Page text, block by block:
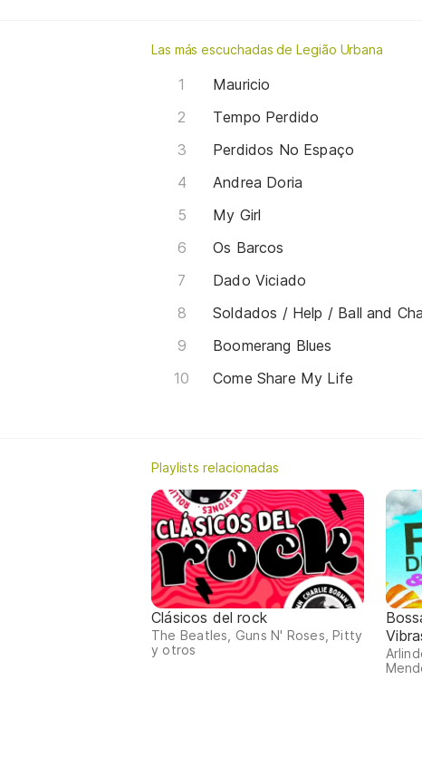
Las más escuchadas de Legião Urbana
Mauricio
Tempo Perdido
Perdidos No Espaço
Andrea Doria
My Girl
Os Barcos
Dado Viciado
Soldados / Help / Ball and
Boomerang Blues
Come Share My Life
Playlists relacionadas
Clásicos del rock
The Beatles, Guns N' Roses, Pitty
y otros